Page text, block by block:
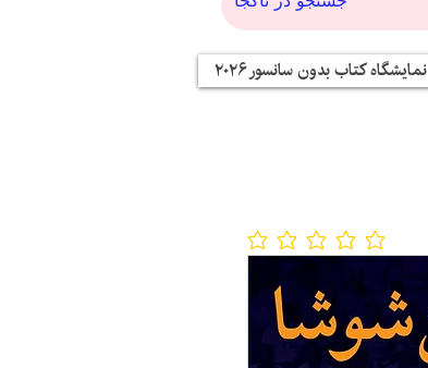
نمایشگاه کتاب بدون سانسور ۲۰۲۶
No ratings yet